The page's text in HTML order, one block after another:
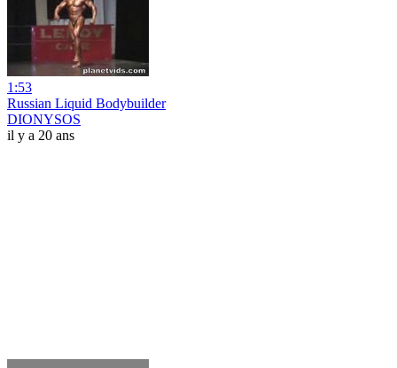
1:53
Russian Liquid Bodybuilder
DIONYSOS
il y a 20 ans